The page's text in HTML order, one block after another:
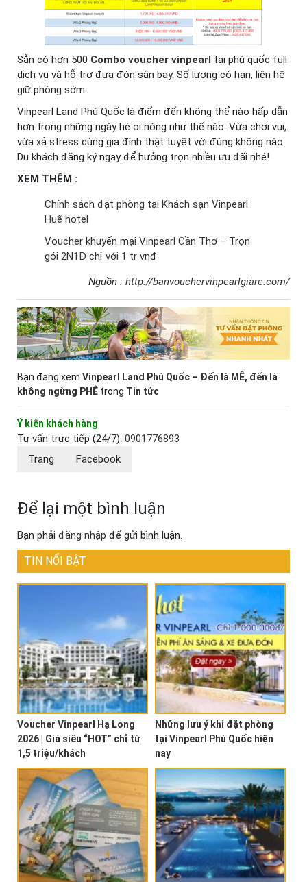
Sẵn có hơn 500 Combo voucher vinpearl tại phú quốc full
dịch vụ và hỗ trợ đưa đón sân bay. Số lượng có hạn, liên hệ
giữ phòng sớm.
Vinpearl Land Phú Quốc là điểm đến không thể nào hấp dẫn
hơn trong những ngày hè oi nóng như thế nào. Vừa chơi vui,
vừa xả stress cùng gia đình thật tuyệt vời đúng không nào.
Du khách đăng ký ngay để hưởng trọn nhiều ưu đãi nhé!
XEM THÊM :
Chính sách đặt phòng tại Khách sạn Vinpearl
Huế hotel
Voucher khuyến mại Vinpearl Cần Thơ – Trọn
gói 2N1Đ chỉ với 1 tr vnđ
Nguồn : http://banvouchervinpearlgiare.com/
Bạn đang xem Vinpearl Land Phú Quốc – Đến là MÊ, đến là
không ngừng PHÊ trong Tin tức
Ý kiến khách hàng
Tư vấn trực tiếp (24/7): 0901776893
Trang
Facebook
Để lại một bình luận
Bạn phải đăng nhập để gửi bình luận.
TIN NỔI BẬT
Voucher Vinpearl Hạ Long
2026 | Giá siêu “HOT” chỉ từ
1,5 triệu/khách
Những lưu ý khi đặt phòng
tại Vinpearl Phú Quốc hiện
nay